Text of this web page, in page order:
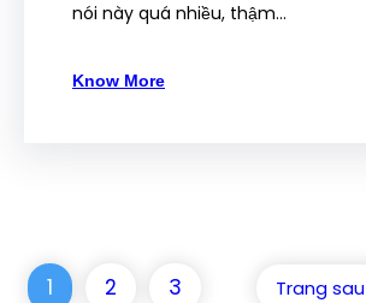
nói này quá nhiều, thậm…
Know More
1 2 3 Trang sau